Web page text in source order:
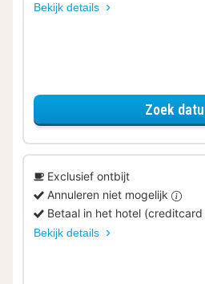
Bekijk details
Zoek
Exclusief ontbijt
Annuleren niet mogelijk
Betaal in het hotel
Bekijk details